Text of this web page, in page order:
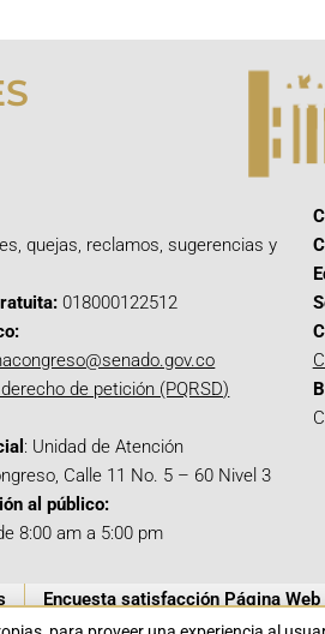
quejas, reclamos, sugerencias y
018000122512
de petición (PQRSD)
: Unidad de Atención
Calle 11 No. 5 – 60 Nivel 3
al público:
8:00 am a 5:00 pm
Encuesta satisfacción Página Web